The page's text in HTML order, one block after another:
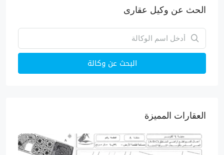
الحث عن وكيل عقارى
البحث عن وكالة
العقارات المميزة